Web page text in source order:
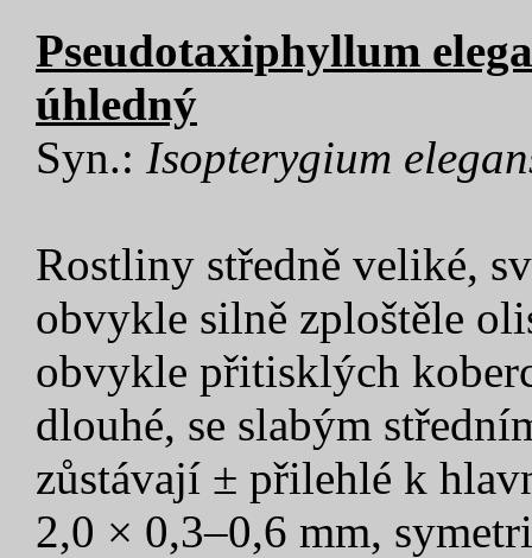
Pseudotaxiphyllum
úhledný
Syn.: Isopterygium
Rostliny středně veliké,
obvykle silně zploštěle
obvykle přitisklých
dlouhé, se slabým
zůstávají ± přilehlé k
2,0 × 0,3–0,6 mm,